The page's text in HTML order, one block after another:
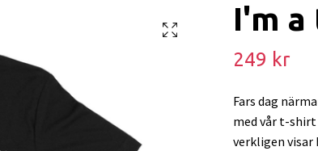
I'm
249 kr
Fars dag
med vår t-
verkligen